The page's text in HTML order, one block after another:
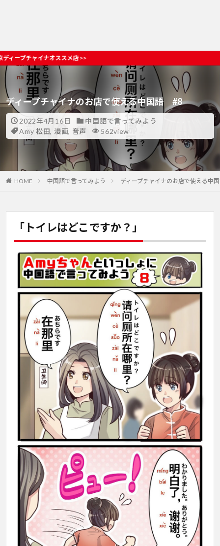
スメ店 >>
ディープチャイナのお店で使える中国語 #8
2022年4月16日
中国語で言ってみよう
Amy 松田, 漫画, 音声 562view
HOME 中国語で言ってみよう ディープチャイナのお店で使える中
「トイレはどこですか？」